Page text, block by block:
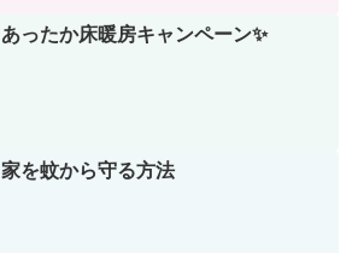
あったか床暖房キャンペーン✨
家を蚊から守る方法